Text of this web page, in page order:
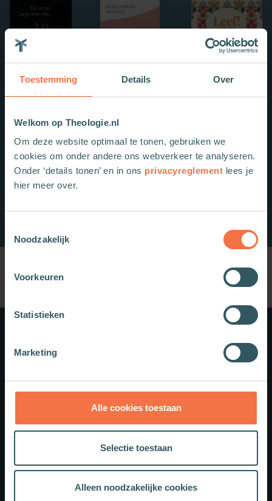
Toestemming Details Over
Welkom op Theologie.nl
Om deze website optimaal te tonen, gebruiken we
cookies om onder andere ons webverkeer te analyseren.
Onder ‘details tonen’ en in ons privacyreglement lees je
hier meer over.
Noodzakelijk
Voorkeuren
Statistieken
Marketing
Alle cookies toestaan
Selectie toestaan
Alleen noodzakelijke cookies
Nieuwsbrieven
Veelgestelde vragen